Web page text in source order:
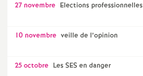
27 novembre Elections professionnelles
10 novembre veille de l’opinion
25 octobre Les SES en danger